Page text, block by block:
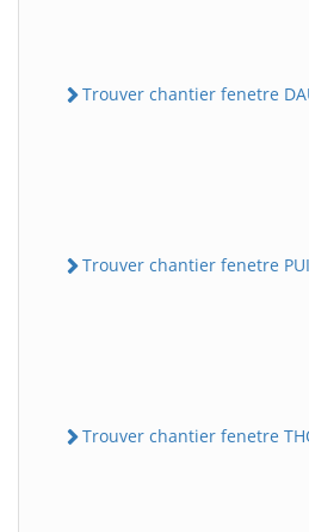
Trouver chantier fenetre
Trouver chantier fenetre
Trouver chantier fenetre